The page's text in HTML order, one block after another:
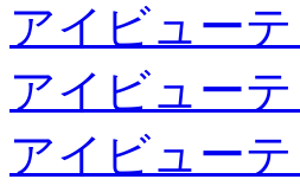
アイビュー
アイビュー
アイビュー